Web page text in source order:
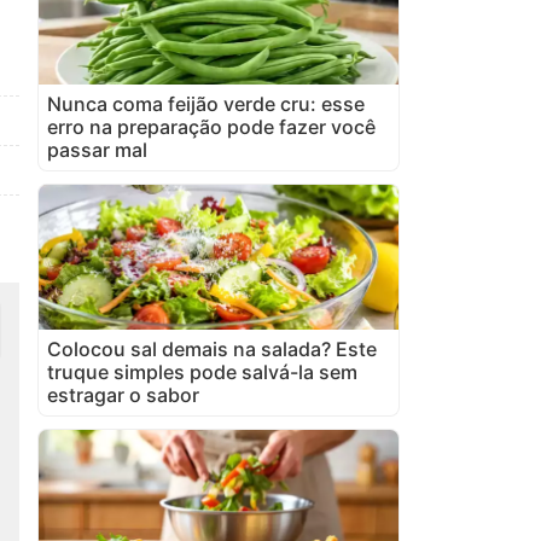
Nunca coma feijão verde cru: esse
erro na preparação pode fazer você
passar mal
Colocou sal demais na salada? Este
truque simples pode salvá-la sem
estragar o sabor